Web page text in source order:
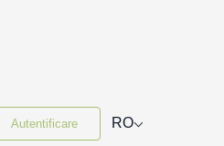
Autentificare RO⌵